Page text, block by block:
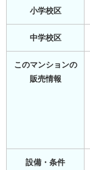
小学校区
中学校区
このマンションの
販売情報
設備・条件